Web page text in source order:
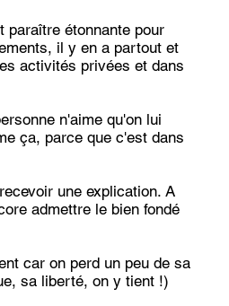
paraître étonnante pour
il y en a partout et
activités privées et dans
n'aime qu'on lui
ça, parce que c'est dans
une explication. A
admettre le bien fondé
car on perd un peu de sa
sa liberté, on y tient !)